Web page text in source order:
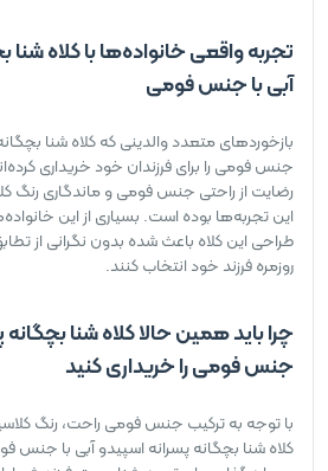
تجربه واقعی خانواده‌ها با کلاه شنا
آبی با جنس فومی
بازخوردهای متعدد والدینی که کلاه شنا
جنس فومی را برای فرزندان خود خریداری
رضایت از راحتی جنس فومی و ماندگاری رنگ
این تجربه‌ها بوده است. بسیاری از این
طراحی این کلاه باعث شده بدون نگرانی از
روزمره فرزند خود انتخاب کنند.
چرا باید همین حالا کلاه شنا بچگانه
جنس فومی را خریداری کنید
با توجه به ترکیب جنس فومی راحت، رنگ
کلاه شنا بچگانه پسرانه اسپیدو آبی با جنس